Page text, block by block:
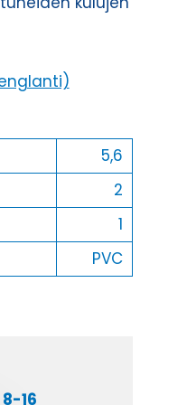
5,6
2
1
PVC
16